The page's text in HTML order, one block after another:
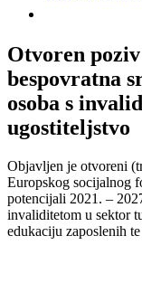
Otvoren
bespovratna
osoba s
ugostiteljstvo
Objavljen je otvoreni
Europskog socijalnog
potencijali 2021. –
invaliditetom u sektor
edukaciju zaposlenih